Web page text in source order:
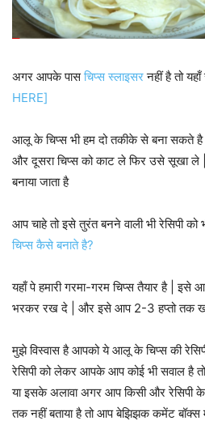
अगर आपके पासचिप्स स्लाइसरनहीं है तो
HERE]
आलू के चिप्स भी हम दो तकीके से बना सकते
और दूसरा चिप्स को काट ले फिर उसे सूखा
बनाया जाता है
आप चाहे तो इसे तुरंत बनने वाली भी रेसिपी
चिप्स कैसे बनाते है?
यहाँ पे हमारी गरमा-गरम चिप्स तैयार है |
भरकर रख दे | और इसे आप 2-3 हप्तो तक
मुझे विस्वास है आपको ये आलू के चिप्स की
रेसिपी को लेकर आपके आप कोई भी सवाल है
या इसके अलावा अगर आप किसी और रेसिपी के
तक नहीं बताया है तो आप बेझिझक कमेंट